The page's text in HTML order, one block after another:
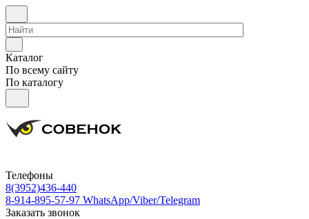
Каталог
По всему сайту
По каталогу
Телефоны
8(3952)436-440
8-914-895-57-97 WhatsApp/Viber/Telegram
Заказать звонок